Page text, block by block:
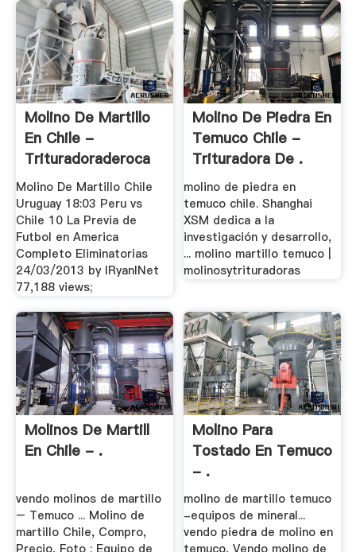
Molino De Martillo
En Chile -
Trituradoraderoca
Molino De Martillo Chile
Uruguay 18:03 Peru vs
Chile 10 La Previa de
Futbol en America
Completo Eliminatorias
24/03/2013 by lRyanlNet
77,188 views;
Molino De Piedra En
Temuco Chile -
Trituradora De .
molino de piedra en
temuco chile. Shanghai
XSM dedica a la
investigación y desarrollo,
... molino martillo temuco |
molinosytrituradoras
Molinos De Martill
En Chile - .
vendo molinos de martillo
– Temuco ... Molino de
martillo Chile, Compro,
Molino Para
Tostado En Temuco
- .
molino de martillo temuco
-equipos de mineral...
vendo piedra de molino en